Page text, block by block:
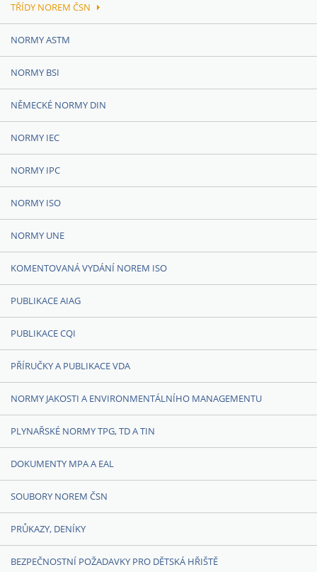
TŘÍDY NOREM ČSN
NORMY ASTM
NORMY BSI
NĚMECKÉ NORMY DIN
NORMY IEC
NORMY IPC
NORMY ISO
NORMY UNE
KOMENTOVANÁ VYDÁNÍ NOREM ISO
PUBLIKACE AIAG
PUBLIKACE CQI
PŘÍRUČKY A PUBLIKACE VDA
NORMY JAKOSTI A ENVIRONMENTÁLNÍHO MANAGEMENTU
PLYNAŘSKÉ NORMY TPG, TD A TIN
DOKUMENTY MPA A EAL
SOUBORY NOREM ČSN
PRŮKAZY, DENÍKY
BEZPEČNOSTNÍ POŽADAVKY PRO DĚTSKÁ HŘIŠTĚ